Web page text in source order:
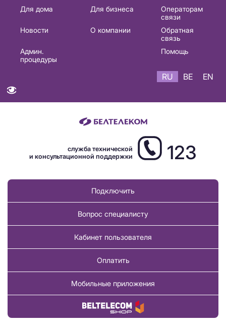
Основная
навигация
Для дома Для бизнеса
Операторам
связи
Новости
О компании
Обратная
связь
Админ.
процедуры
Помощь
RU BE EN
служба технической
и консультационной поддержки
123
Подключить
Вопрос специалисту
Кабинет пользователя
Оплатить
Мобильные приложения
Купить товар